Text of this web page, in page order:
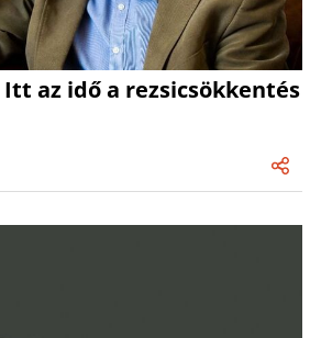
az idő a rezsicsökkentés